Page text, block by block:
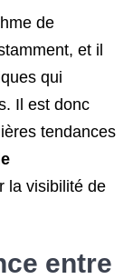
de
et il
qui
Il est donc
tendances
la visibilité de
entre